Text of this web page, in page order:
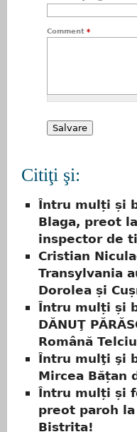
Comment *
Citiţi şi:
Întru mulți și
Blaga, preot
inspector de
Cristian
Transylvania
Dorolea și
Întru mulți și
DĂNUŢ
Română
Întru mulţi şi
Mircea Bățan
Întru mulți și
preot paroh
Bistrița!